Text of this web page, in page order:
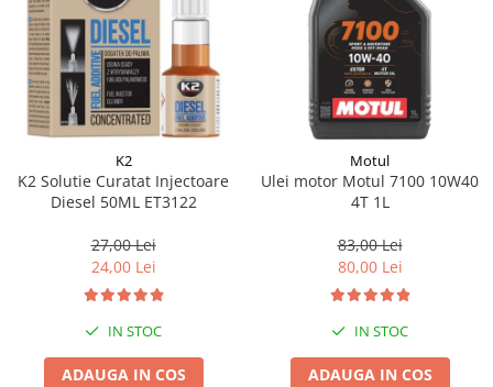
K2
K2 Solutie Curatat Injectoare
Diesel 50ML ET3122
27,00 Lei
24,00 Lei
IN STOC
ADAUGA IN COS
Motul
Ulei motor Motul 7100 10W40
4T 1L
83,00 Lei
80,00 Lei
IN STOC
ADAUGA IN COS